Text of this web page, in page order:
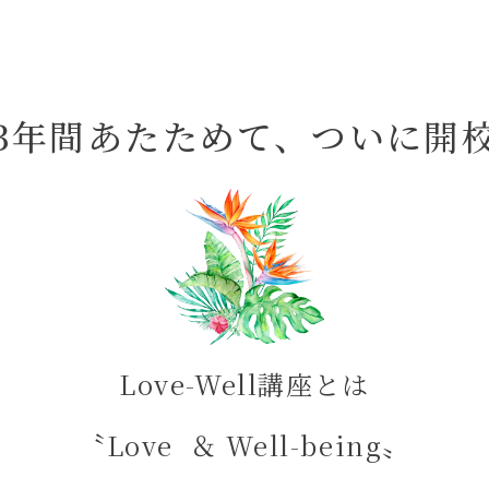
年間あたためて、ついに開
Love-Well講座とは
〝Love ＆ Well-being〟